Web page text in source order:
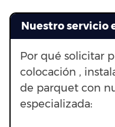
Nuestro servicio
Por qué solicitar
colocación ,
de parquet con
especializada: